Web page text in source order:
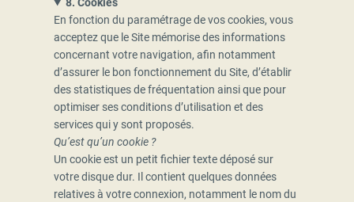
En fonction du paramétrage de vos cookies, vous
acceptez que le Site mémorise des informations
concernant votre navigation, afin notamment
d’assurer le bon fonctionnement du Site, d’établir
des statistiques de fréquentation ainsi que pour
optimiser ses conditions d’utilisation et des
services qui y sont proposés.
Qu’est qu’un cookie ?
Un cookie est un petit fichier texte déposé sur
votre disque dur. Il contient quelques données
relatives à votre connexion, notamment le nom du